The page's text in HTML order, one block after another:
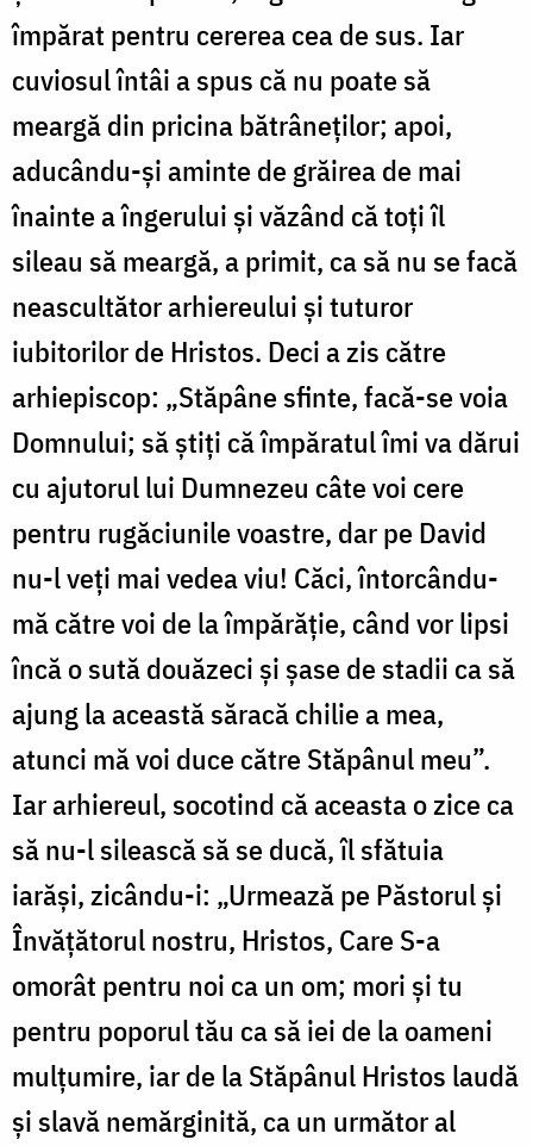
împărat pentru cererea cea de sus. Iar
cuviosul întâi a spus că nu poate să
meargă din pricina bătrâneților; apoi,
aducându-și aminte de grăirea de mai
înainte a îngerului și văzând că toți îl
sileau să meargă, a primit, ca să nu se facă
neascultător arhiereului și tuturor
iubitorilor de Hristos. Deci a zis către
arhiepiscop: „Stăpâne sfinte, facă-se voia
Domnului; să știți că împăratul îmi va dărui
cu ajutorul lui Dumnezeu câte voi cere
pentru rugăciunile voastre, dar pe David
nu-l veți mai vedea viu! Căci, întorcându-
mă către voi de la împărăție, când vor lipsi
încă o sută douăzeci și șase de stadii ca să
ajung la această săracă chilie a mea,
atunci mă voi duce către Stăpânul meu”.
Iar arhiereul, socotind că aceasta o zice ca
să nu-l silească să se ducă, îl sfătuia
iarăși, zicându-i: „Urmează pe Păstorul și
Învățătorul nostru, Hristos, Care S-a
omorât pentru noi ca un om; mori și tu
pentru poporul tău ca să iei de la oameni
mulțumire, iar de la Stăpânul Hristos laudă
și slavă nemărginită, ca un următor al